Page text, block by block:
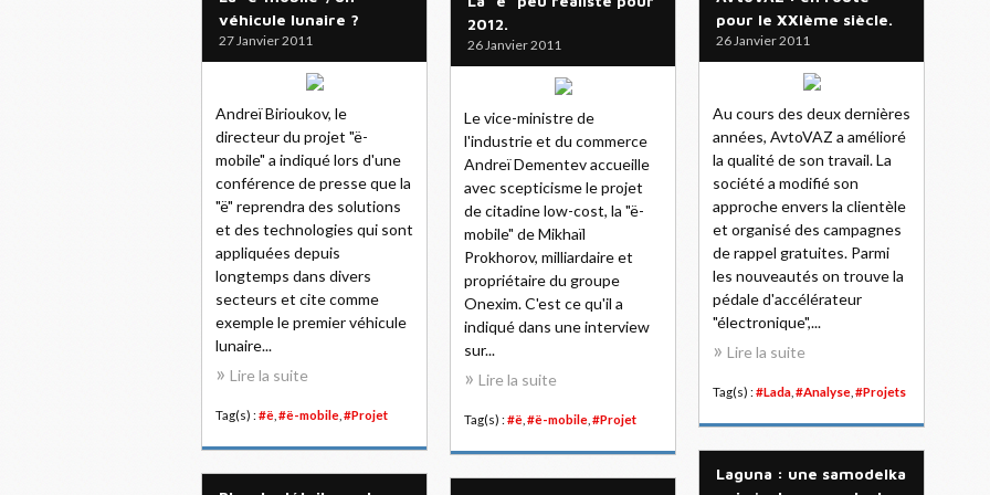
véhicule lunaire ?
27 Janvier 2011
Andreï Birioukov, le
directeur du projet "ë-
mobile" a indiqué lors d'une
conférence de presse que la
"ë" reprendra des solutions
et des technologies qui sont
appliquées depuis
longtemps dans divers
secteurs et cite comme
exemple le premier véhicule
lunaire...
Lire la suite
Tag(s) : #ë #ë-mobile #Projet
pour le XXIème siècle.
26 Janvier 2011
Au cours des deux dernières
années, AvtoVAZ a amélioré
la qualité de son travail. La
société a modifié son
approche envers la clientèle
et organisé des campagnes
de rappel gratuites. Parmi
les nouveautés on trouve la
pédale d'accélérateur
"électronique",...
Lire la suite
Tag(s) : #Lada #Analyse #Projets
2012.
26 Janvier 2011
Le vice-ministre de
l'industrie et du commerce
Andreï Dementev accueille
avec scepticisme le projet
de citadine low-cost, la "ë-
mobile" de Mikhaïl
Prokhorov, milliardaire et
propriétaire du groupe
Onexim. C'est ce qu'il a
indiqué dans une interview
sur...
Lire la suite
Tag(s) : #ë #ë-mobile #Projet
Laguna : une samodelka